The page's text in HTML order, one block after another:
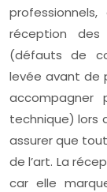
réception
(défauts de
levée avant de
accompagner
technique) lors
assurer que
de l’art. La
car elle